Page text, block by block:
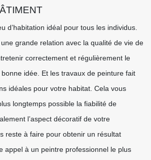
d’habitation idéal pour tous les individus.
grande relation avec la qualité de vie de
correctement et régulièrement le
idée. Et les travaux de peinture fait
idéales pour votre habitat. Cela vous
longtemps possible la fiabilité de
l’aspect décoratif de votre
reste à faire pour obtenir un résultat
appel à un peintre professionnel le plus